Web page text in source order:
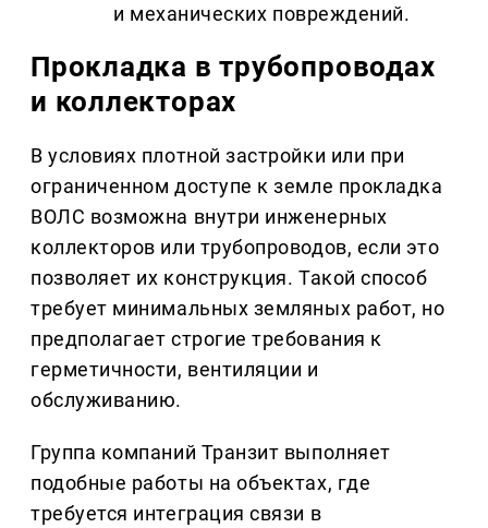
и механических повреждений.
Прокладка в трубопроводах
и коллекторах
В условиях плотной застройки или при
ограниченном доступе к земле прокладка
ВОЛС возможна внутри инженерных
коллекторов или трубопроводов, если это
позволяет их конструкция. Такой способ
требует минимальных земляных работ, но
предполагает строгие требования к
герметичности, вентиляции и
обслуживанию.
Группа компаний Транзит выполняет
подобные работы на объектах, где
требуется интеграция связи в